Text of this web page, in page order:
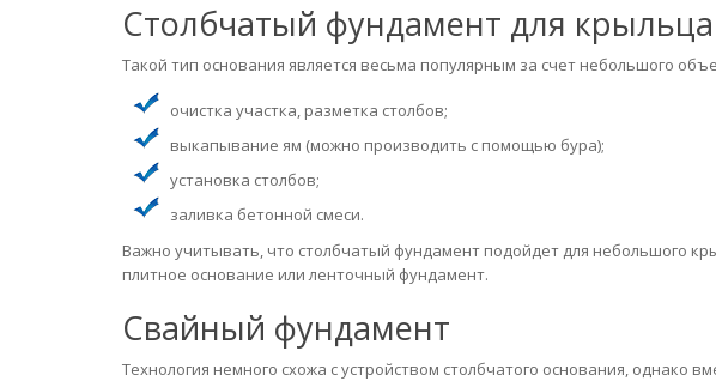
Столбчатый фундамент для крыльца
Такой тип основания является весьма популярным за счет небольшого
очистка участка, разметка столбов;
выкапывание ям (можно производить с помощью бура);
установка столбов;
заливка бетонной смеси.
Важно учитывать, что столбчатый фундамент подойдет для небольшого
плитное основание или ленточный фундамент.
Свайный фундамент
Технология немного схожа с устройством столбчатого основания, однако